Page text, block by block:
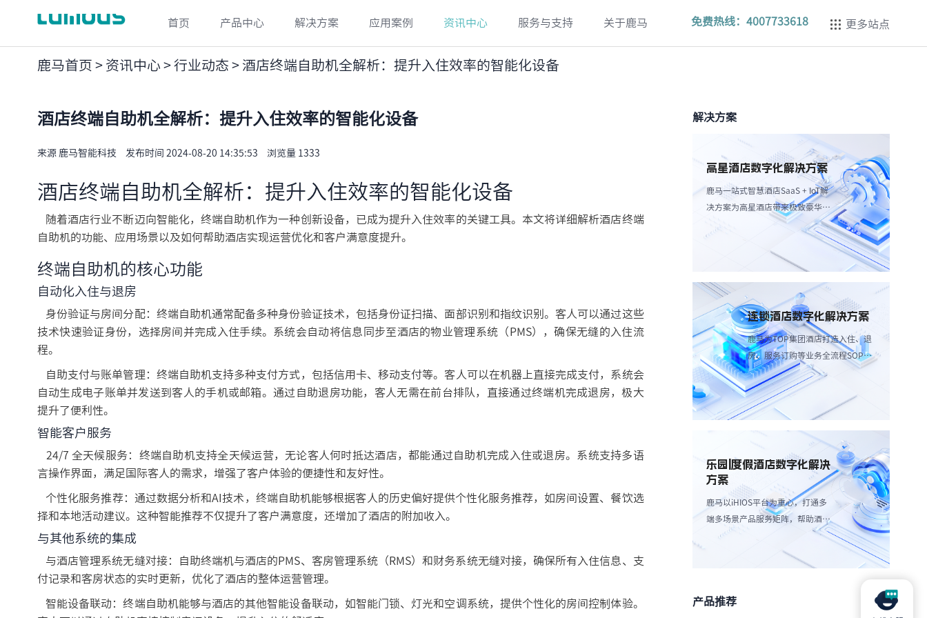
首页 产品中心 解决方案 应用案例 资讯中心 服务与支持 关于鹿马 免费热线：4007733618 更多站点
鹿马首页 > 资讯中心 > 行业动态 > 酒店终端自助机全解析：提升入住效率的智能化设备
酒店终端自助机全解析：提升入住效率的智能化设备
来源 鹿马智能科技 发布时间 2024-08-20 14:35:53 浏览量 1333
酒店终端自助机全解析：提升入住效率的智能化设备
随着酒店行业不断迈向智能化，终端自助机作为一种创新设备，已成为提升入住效率的关键工具。本文将详细解析酒店终端
自助机的功能、应用场景以及如何帮助酒店实现运营优化和客户满意度提升。
终端自助机的核心功能
自动化入住与退房
身份验证与房间分配：终端自助机通常配备多种身份验证技术，包括身份证扫描、面部识别和指纹识别。客人可以通过这些
技术快速验证身份，选择房间并完成入住手续。系统会自动将信息同步至酒店的物业管理系统（PMS），确保无缝的入住流
程。
自助支付与账单管理：终端自助机支持多种支付方式，包括信用卡、移动支付等。客人可以在机器上直接完成支付，系统会
自动生成电子账单并发送到客人的手机或邮箱。通过自助退房功能，客人无需在前台排队，直接通过终端机完成退房，极大
提升了便利性。
智能客户服务
24/7 全天候服务：终端自助机支持全天候运营，无论客人何时抵达酒店，都能通过自助机完成入住或退房。系统支持多语
言操作界面，满足国际客人的需求，增强了客户体验的便捷性和友好性。
个性化服务推荐：通过数据分析和AI技术，终端自助机能够根据客人的历史偏好提供个性化服务推荐，如房间设置、餐饮选
择和本地活动建议。这种智能推荐不仅提升了客户满意度，还增加了酒店的附加收入。
与其他系统的集成
与酒店管理系统无缝对接：自助终端机与酒店的PMS、客房管理系统（RMS）和财务系统无缝对接，确保所有入住信息、支
付记录和客房状态的实时更新，优化了酒店的整体运营管理。
智能设备联动：终端自助机能够与酒店的其他智能设备联动，如智能门锁、灯光和空调系统，提供个性化的房间控制体验。
解决方案
高星酒店数字化解决方案
鹿马一站式智慧酒店SaaS + IoT解
决方案为高星酒店带来极致豪华体
验，强调个性化服务和高效服务流
连锁酒店数字化解决方案
鹿马为TOP集团酒店打造入住、退
房、服务订购等业务全流程SOP解
决方案，简化操作流程、减少人工
成本。
乐园|度假酒店数字化解决
方案
鹿马以iHIOS平台为重心，打通多
端多场景产品服务矩阵，帮助酒店
减轻高峰团客分流，带来更愉悦服
产品推荐